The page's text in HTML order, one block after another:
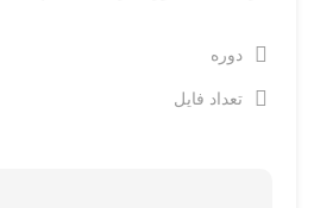
دوره
تعداد فایل